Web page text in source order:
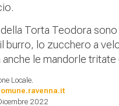
Torta Teodora
burro, lo zucchero a
le mandorle tritate
Locale.
2022